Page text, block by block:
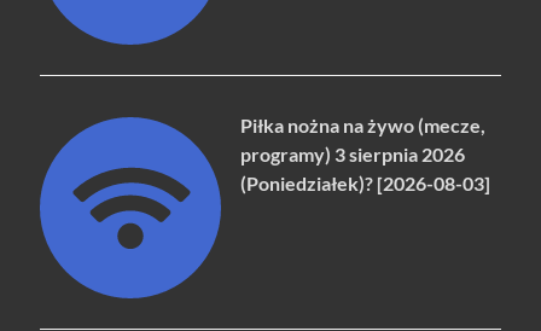
Piłka nożna na żywo (mecze,
programy) 3 sierpnia 2026
(Poniedziałek)? [2026-08-03]